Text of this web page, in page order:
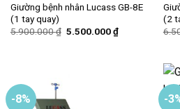
Giường bệnh nhân Lucass GB-8E
(1 tay quay)
5.900.000₫ Giá
5.500.000₫Giá
hiện
5.500.000 ₫.
(2
-8% -